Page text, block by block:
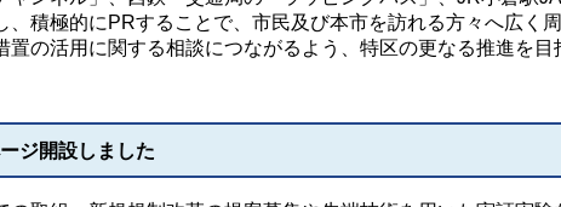
、積極的にPRすることで、市民及び本市を訪れる方々へ広く
置の活用に関する相談につながるよう、特区の更なる推進を目
ジ開設しました